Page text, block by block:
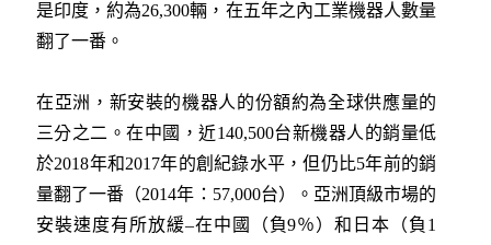
是印度，約為26,300輛，在五年之內工業機器人數量
翻了一番。
在亞洲，新安裝的機器人的份額約為全球供應量的
三分之二。在中國，近140,500台新機器人的銷量低
於2018年和2017年的創紀錄水平，但仍比5年前的銷
量翻了一番（2014年：57,000台）。亞洲頂級市場的
安裝速度有所放緩–在中國（負9％）和日本（負1